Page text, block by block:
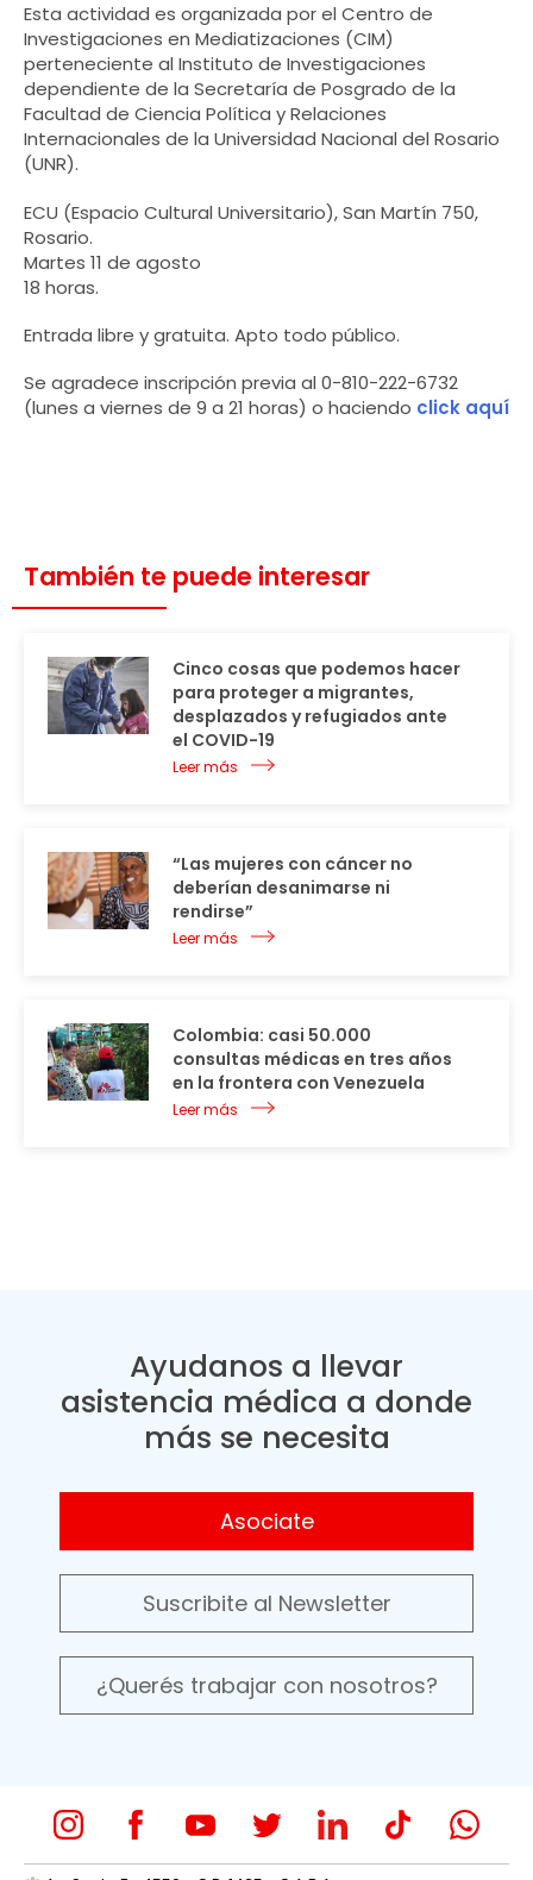
Esta actividad es organizada por el Centro de
Investigaciones en Mediatizaciones (CIM)
perteneciente al Instituto de Investigaciones
dependiente de la Secretaría de Posgrado de la
Facultad de Ciencia Política y Relaciones
Internacionales de la Universidad Nacional del Rosario
(UNR).
ECU (Espacio Cultural Universitario), San Martín 750,
Rosario.
Martes 11 de agosto
18 horas.
Entrada libre y gratuita. Apto todo público.
Se agradece inscripción previa al 0-810-222-6732
(lunes a viernes de 9 a 21 horas) o haciendo click aquí
También te puede interesar
Cinco cosas que podemos hacer
para proteger a migrantes,
desplazados y refugiados ante
el COVID-19
Leer más
“Las mujeres con cáncer no
deberían desanimarse ni
rendirse”
Leer más
Colombia: casi 50.000
consultas médicas en tres años
en la frontera con Venezuela
Leer más
Ayudanos a llevar
asistencia médica a donde
más se necesita
Asociate
Suscribite al Newsletter
¿Querés trabajar con nosotros?